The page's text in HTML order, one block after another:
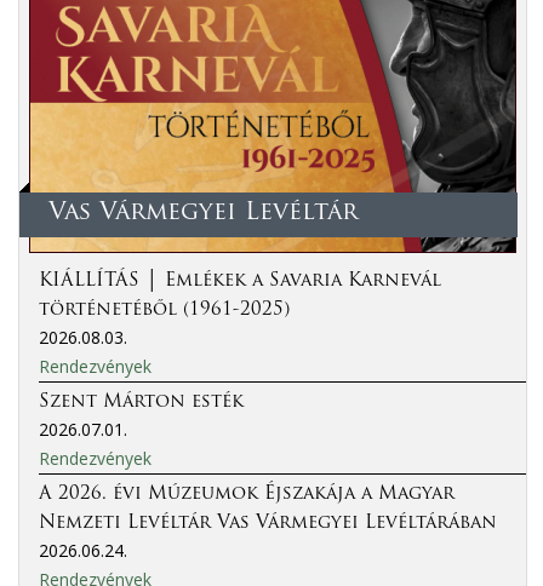
Vas Vármegyei Levéltár
KIÁLLÍTÁS │ Emlékek a Savaria Karnevál
történetéből (1961-2025)
2026.08.03.
Rendezvények
Szent Márton esték
2026.07.01.
Rendezvények
A 2026. évi Múzeumok Éjszakája a Magyar
Nemzeti Levéltár Vas Vármegyei Levéltárában
2026.06.24.
Rendezvények